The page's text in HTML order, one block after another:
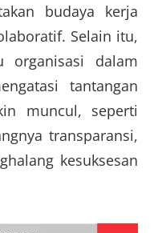
budaya kerja
Selain itu,
organisasi dalam
tantangan
muncul, seperti
transparansi,
kesuksesan